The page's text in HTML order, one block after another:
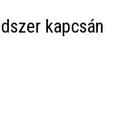
kapcsán